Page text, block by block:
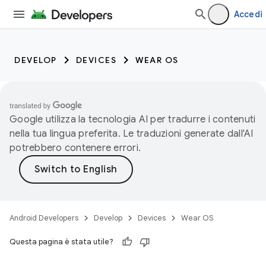
Accedi
DEVELOP DEVICES WEAR OS
Google utilizza la tecnologia AI per tradurre i contenuti
nella tua lingua preferita. Le traduzioni generate dall'AI
potrebbero contenere errori.
Android Developers Develop Devices Wear OS
Questa pagina è stata utile?